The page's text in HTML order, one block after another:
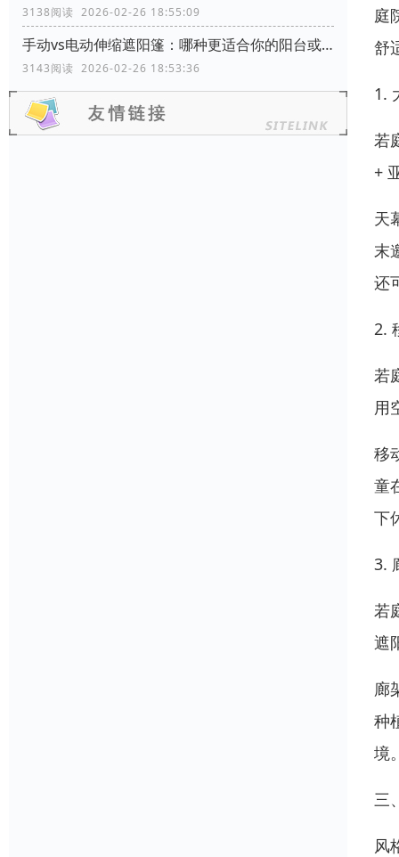
3138阅读 2026-02-26 18:55:09
手动vs电动伸缩遮阳篷：哪种更适合你的阳台或商铺？
3143阅读 2026-02-26 18:53:36
庭
舒
1.
若
+
天
末
还
2.
若
用
移
童
下
3.
若
遮
廊
种
境
三
风